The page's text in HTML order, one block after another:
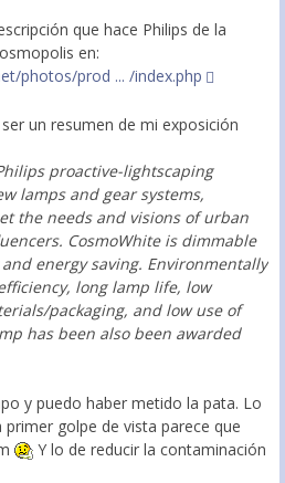
que hace Philips de la
en:
photos/prod ... /index.php
un resumen de mi exposición
proactive-lightscaping
lamps and gear systems,
the needs and visions of urban
CosmoWhite is dimmable
energy saving. Environmentally
long lamp life, low
packaging, and low use of
has been also been awarded
y puedo haber metido la pata. Lo
golpe de vista parece que
Y lo de reducir la contaminación